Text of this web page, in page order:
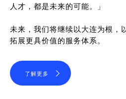
人才，都是未来的可能。」
未来，我们将继续以大连为根，
拓展更具价值的服务体系。
了解更多